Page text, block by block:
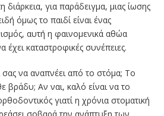
διάρκεια, για παράδειγμα, μιας ίωσης
όμως το παιδί είναι ένας
αυτή η φαινομενικά αθώα
έχει καταστροφικές συνέπειες.
να αναπνέει από το στόμα; Το
βράδυ; Αν ναι, καλό είναι να το
γιατί η χρόνια στοματική